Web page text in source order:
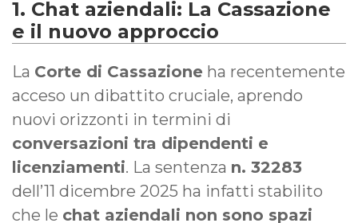
1. Chat aziendali: La Cassazione
e il nuovo approccio
La Corte di Cassazione ha recentemente
acceso un dibattito cruciale, aprendo
nuovi orizzonti in termini di
conversazioni tra dipendenti e
licenziamenti. La sentenza n. 32283
dell’11 dicembre 2025 ha infatti stabilito
che le chat aziendali non sono spazi